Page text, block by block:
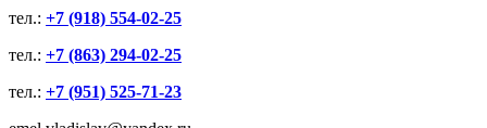
тел.: +7 (918) 554-02-25
тел.: +7 (863) 294-02-25
тел.: +7 (951) 525-71-23